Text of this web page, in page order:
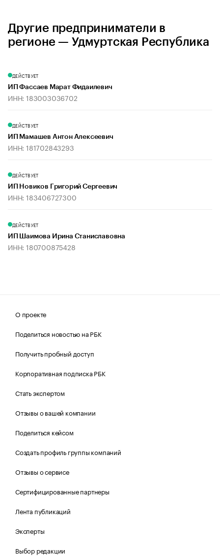
Другие предприниматели в
регионе — Удмуртская Республика
ДЕЙСТВУЕТ
ИП Фассаев Марат Фидаилевич
ИНН: 183003036702
ДЕЙСТВУЕТ
ИП Мамашев Антон Алексеевич
ИНН: 181702843293
ДЕЙСТВУЕТ
ИП Новиков Григорий Сергеевич
ИНН: 183406727300
ДЕЙСТВУЕТ
ИП Шаимова Ирина Станиславовна
ИНН: 180700875428
О проекте
Поделиться новостью на РБК
Получить пробный доступ
Корпоративная подписка РБК
Стать экспертом
Отзывы о вашей компании
Поделиться кейсом
Создать профиль группы компаний
Отзывы о сервисе
Сертифицированные партнеры
Лента публикаций
Эксперты
Выбор редакции